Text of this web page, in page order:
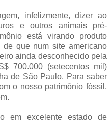
infelizmente, dizer ao
e outros animais pré-
está virando produto
que num site americano
ainda desconhecido pela
700.000 (setecentos mil)
de São Paulo. Para saber
o nosso patrimônio fóssil,
em excelente estado de